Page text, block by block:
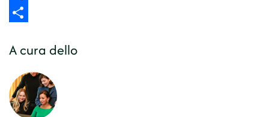
Share
A cura dello